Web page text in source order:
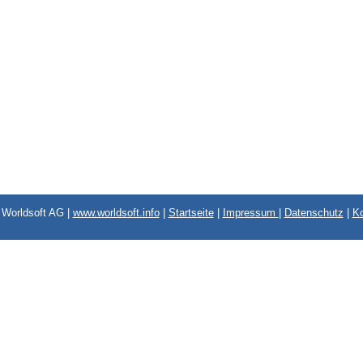
AG | www.worldsoft.info| Startseite| Impressum Datenschutz